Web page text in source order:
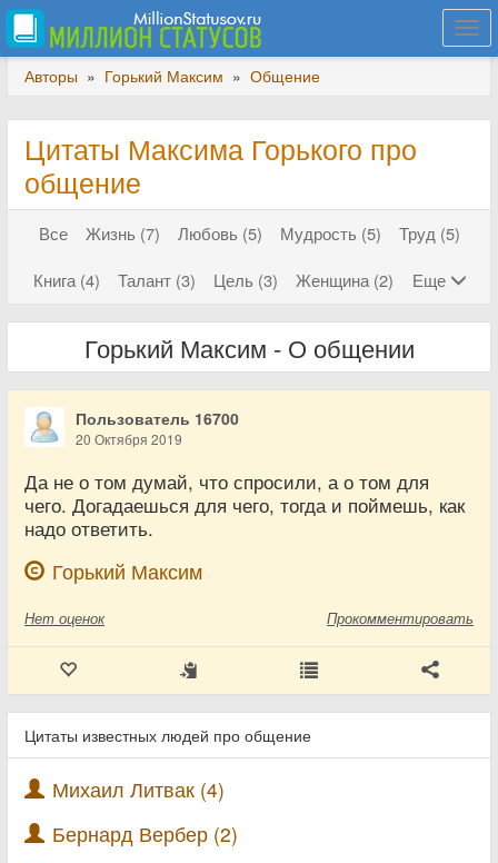
Авторы » Горький Максим » Общение
Цитаты Максима Горького про
общение
Все Жизнь (7) Любовь (5) Мудрость (5)
Труд (5)
Книга (4)
Талант (3) Цель (3) Женщина (2) Еще
Горький Максим - О общении
Пользователь 16700
20 Октября 2019
Да не о том думай, что спросили, а о том для
чего. Догадаешься для чего, тогда и поймешь, как
надо ответить.
Горький Максим
Нет оценок Прокомментировать
Цитаты известных людей про общение
Михаил Литвак (4)
Бернард Вербер (2)